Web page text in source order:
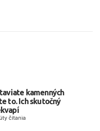
kamenných
to. Ich skutočný
čítania